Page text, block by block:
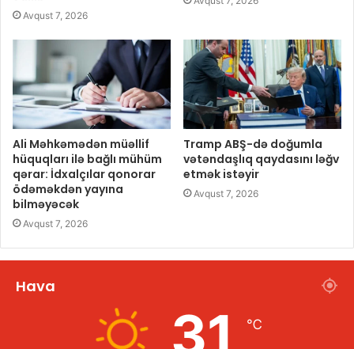
Avqust 7, 2026
Ali Məhkəmədən müəllif
hüquqları ilə bağlı mühüm
qərar: İdxalçılar qonorar
ödəməkdən yayına
bilməyəcək
Avqust 7, 2026
Tramp ABŞ-də doğumla
vətəndaşlıq qaydasını ləğv
etmək istəyir
Avqust 7, 2026
Hava
31 ℃